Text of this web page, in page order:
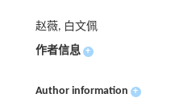
赵薇, 白文佩
作者信息 +
Author information +